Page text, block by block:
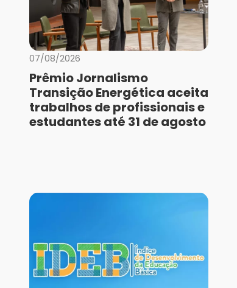
07/08/2026
Prêmio Jornalismo
Transição Energética aceita
trabalhos de profissionais e
estudantes até 31 de agosto